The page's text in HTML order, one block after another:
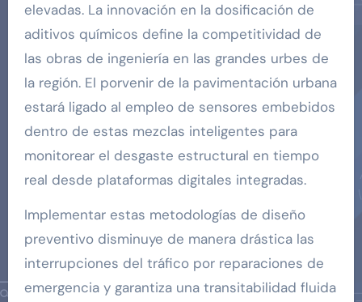
elevadas. La innovación en la dosificación de
aditivos químicos define la competitividad de
las obras de ingeniería en las grandes urbes de
la región. El porvenir de la pavimentación urbana
estará ligado al empleo de sensores embebidos
dentro de estas mezclas inteligentes para
monitorear el desgaste estructural en tiempo
real desde plataformas digitales integradas.
Implementar estas metodologías de diseño
preventivo disminuye de manera drástica las
interrupciones del tráfico por reparaciones de
emergencia y garantiza una transitabilidad fluida